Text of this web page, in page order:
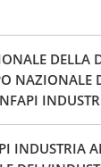
DELLA
NAZIONALE
INDUSTRIA